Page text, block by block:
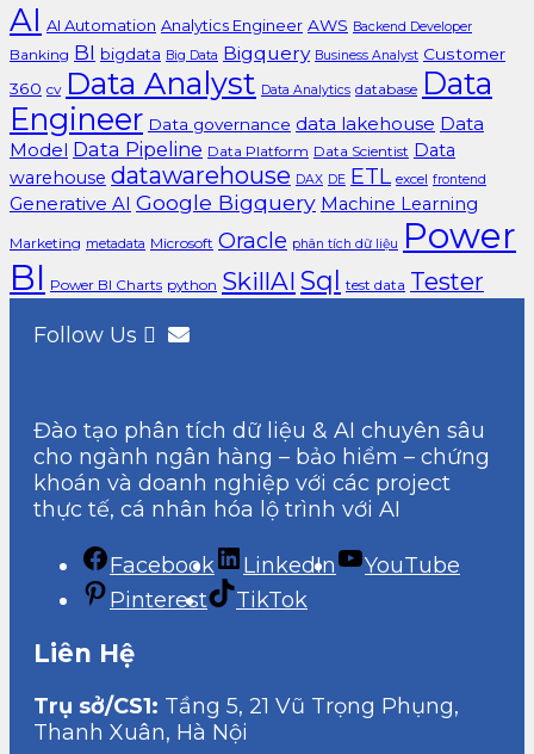
AI AI Automation Analytics Engineer AWS Backend Developer
Banking BI bigdata Big Data Bigquery Business Analyst Customer
360 cv Data Analyst Data Analytics database Data
Engineer Data governance data lakehouse Data
Model Data Pipeline Data Platform Data Scientist Data
warehouse datawarehouse DAX DE ETL excel frontend
Generative AI Google Bigquery Machine Learning
Marketing metadata Microsoft Oracle phân tích dữ liệu
Power
BI Power BI Charts python SkillAI Sql test data Tester
Follow Us
Đào tạo phân tích dữ liệu & AI chuyên sâu
cho ngành ngân hàng – bảo hiểm – chứng
khoán và doanh nghiệp với các project
thực tế, cá nhân hóa lộ trình với AI
Facebook LinkedIn
YouTube
Pinterest
TikTok
Liên Hệ
Trụ sở/CS1: Tầng 5, 21 Vũ Trọng Phụng,
Thanh Xuân, Hà Nội